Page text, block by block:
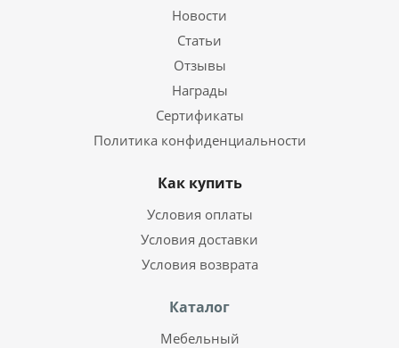
Новости
Статьи
Отзывы
Награды
Сертификаты
Политика конфиденциальности
Как купить
Условия оплаты
Условия доставки
Условия возврата
Каталог
Мебельный